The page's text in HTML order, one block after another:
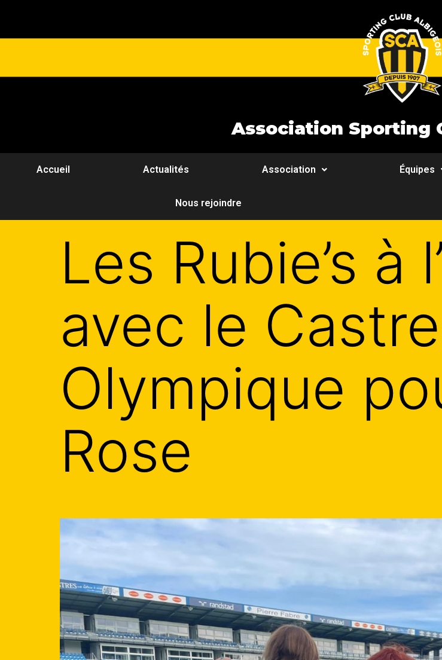
Association Sporting
Accueil Actualités Association Équipes
Nous rejoindre
Les Rubie’s à
avec le
Olympique
Rose